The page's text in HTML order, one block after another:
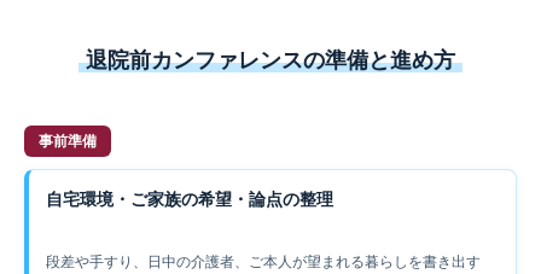
退院前カンファレンスの準備と進め方
事前準備
自宅環境・ご家族の希望・論点の整理
段差や手すり、日中の介護者、ご本人が望まれる暮らしを書き出す